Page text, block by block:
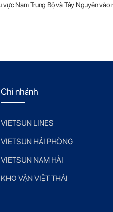
Nam Trung Bộ và Tây Nguyên vào
Chi nhánh
VIETSUN LINES
VIETSUN HẢI PHÒNG
VIETSUN NAM HẢI
KHO VẬN VIỆT THÁI